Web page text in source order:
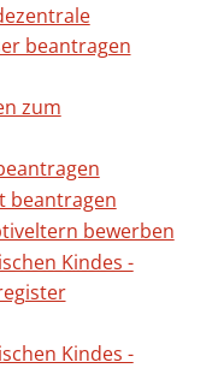
beantragen
zum
beantragen
bewerben
Kindes -
Kindes -